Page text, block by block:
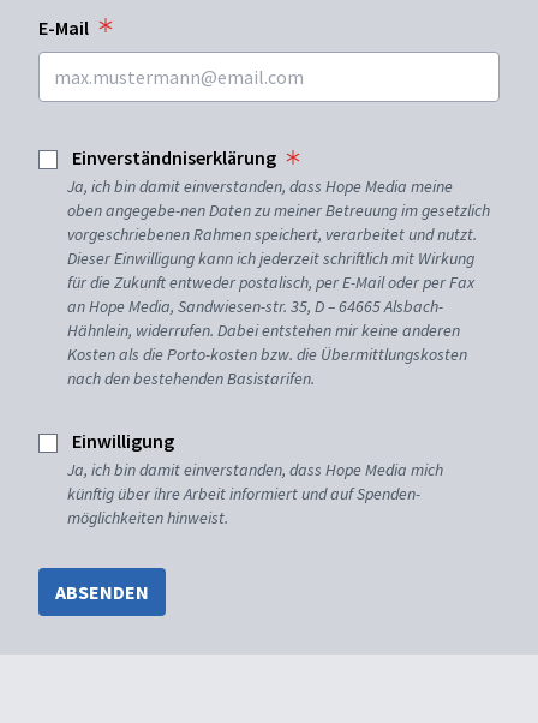
E-Mail
Einverständniserklärung
Ja, ich bin damit einverstanden, dass Hope Media meine
oben angegebe-nen Daten zu meiner Betreuung im gesetzlich
vorgeschriebenen Rahmen speichert, verarbeitet und nutzt.
Dieser Einwilligung kann ich jederzeit schriftlich mit Wirkung
für die Zukunft entweder postalisch, per E-Mail oder per Fax
an Hope Media, Sandwiesen-str. 35, D – 64665 Alsbach-
Hähnlein, widerrufen. Dabei entstehen mir keine anderen
Kosten als die Porto-kosten bzw. die Übermittlungskosten
nach den bestehenden Basistarifen.
Einwilligung
Ja, ich bin damit einverstanden, dass Hope Media mich
künftig über ihre Arbeit informiert und auf Spenden-
möglichkeiten hinweist.
ABSENDEN